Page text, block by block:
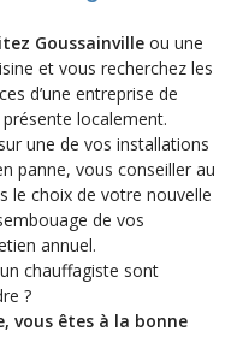
Goussainville ou une
et vous recherchez les
d’une entreprise de
localement.
une de vos installations
panne, vous conseiller au
le choix de votre nouvelle
de vos
annuel.
chauffagiste sont
?
vous êtes à la bonne